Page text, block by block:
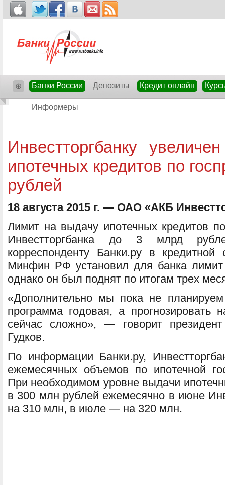
⊕ Банки России Депозиты Кредит онлайн
Информеры
Инвестторгбанку
ипотечных кредитов по
рублей
18 августа 2015 г. — ОАО «АКБ
Лимит на выдачу ипотечных кредитов
Инвестторгбанка до 3 млрд
корреспонденту Банки.ру в кредитной
Минфин РФ установил для банка
однако он был поднят по итогам трех
«Дополнительно мы пока не
программа годовая, а прогнозировать
сейчас сложно», — говорит
Гудков.
По информации Банки.ру,
ежемесячных объемов по ипотечной
При необходимом уровне выдачи
в 300 млн рублей ежемесячно в июне
на 310 млн, в июле — на 320 млн.